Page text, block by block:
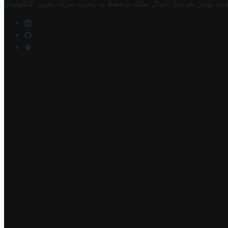
تونس هو دليل أعمال تملكه وتحتفظ به وتديره شركة مخزن التكنولوجيا